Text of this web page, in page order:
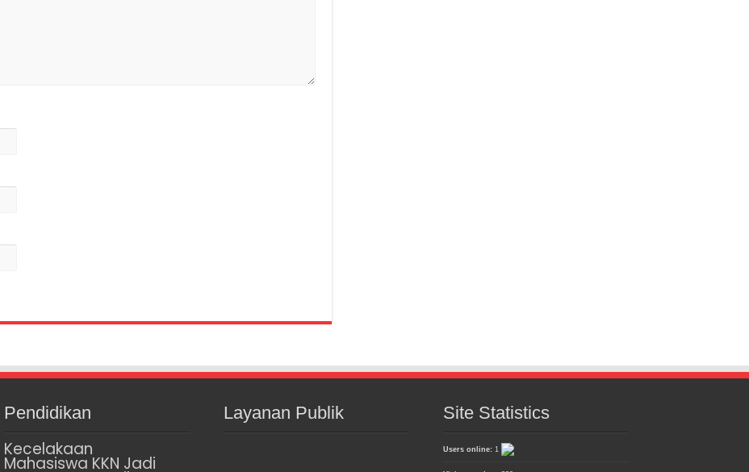
Pendidikan
Kecelakaan
Mahasiswa KKN Jadi
Layanan Publik Site Statistics
Users online: 1